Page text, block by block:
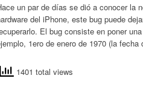
un par de días se dió a conocer la
del iPhone, este bug puede
El bug consiste en poner
1ero de enero de 1970 (la
1401 total views